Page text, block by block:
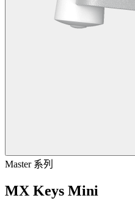
Master 系列
MX Keys Mini